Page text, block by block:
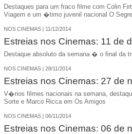
Destaques para um fraco filme com Colin
Viagem e um �timo juvenil nacional O
NOS CINEMAS | 11/12/2014
Estreias nos Cinemas: 11 de
Destaque absoluto da semana � o final da
NOS CINEMAS | 28/11/2014
Estreias nos Cinemas: 27 de
V�rios filmes nacionais na semana,
Sorte e Marco Ricca em Os Amigos
NOS CINEMAS | 06/11/2014
Estreias nos Cinemas: 06 de